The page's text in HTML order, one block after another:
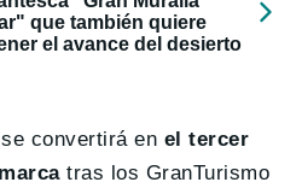
que también quiere
el avance del desierto
convertirá en el tercer
tras los GranTurismo